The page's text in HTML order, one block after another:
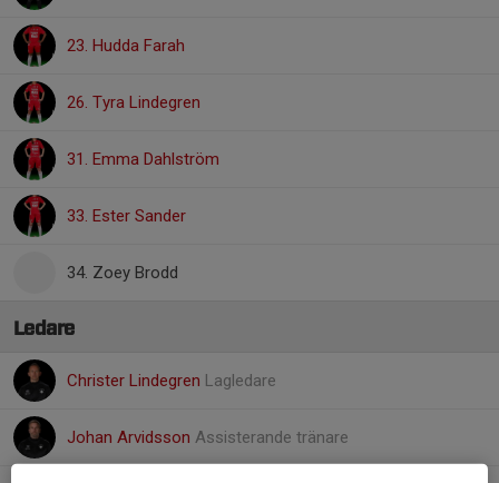
23. Hudda Farah
26. Tyra Lindegren
31. Emma Dahlström
33. Ester Sander
34. Zoey Brodd
Ledare
Christer Lindegren Lagledare
Johan Arvidsson Assisterande tränare